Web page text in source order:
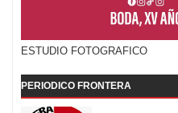
ESTUDIO FOTOGRAFICO
PERIODICO FRONTERA